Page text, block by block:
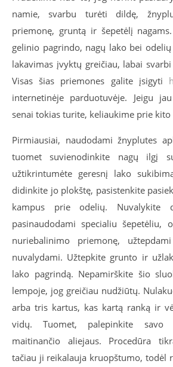
namie, svarbu turėti dildę,
priemonę, gruntą ir šepetėlį
gelinio pagrindo, nagų lako bei
lakavimas įvyktų greičiau, labai
Visas šias priemones galite įsigyti
internetinėje parduotuvėje. Jeigu
senai tokias turite, keliaukime prie kito
Pirmiausiai, naudodami žnyplutes
tuomet suvienodinkite nagų ilgį
užtikrintumėte geresnį lako
didinkite jo plokštę, pasistenkite
kampus prie odelių. Nuvalykite
pasinaudodami specialiu šepetėliu,
nuriebalinimo priemonę,
nuvalydami. Užtepkite grunto ir
lako pagrindą. Nepamirškite šio
lempoje, jog greičiau nudžiūtų.
arba tris kartus, kas kartą ranką ir
vidų. Tuomet, palepinkite savo
maitinančio aliejaus. Procedūra
tačiau ji reikalauja kruopštumo, todėl